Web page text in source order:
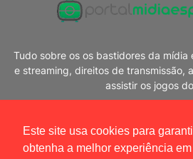
Este site usa cookies para
obtenha a melhor experiência
Tudo sobre os os bastidores da mídia
e streaming, direitos de transmissão,
assistir os jogos